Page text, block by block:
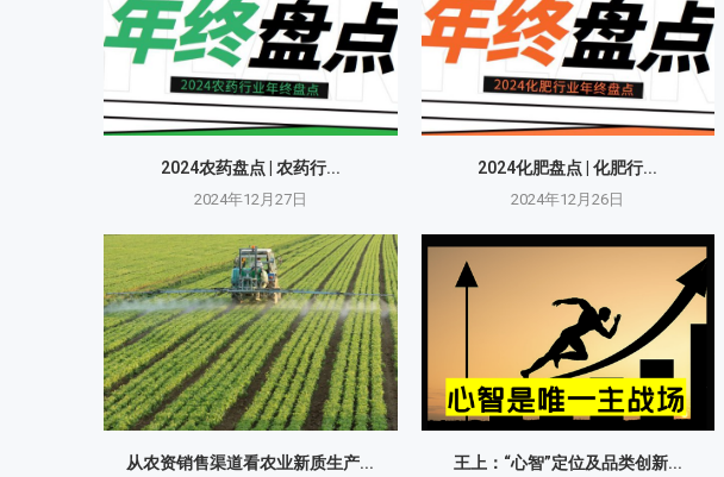
2024农药盘点 | 农药行...
2024年12月27日
2024化肥盘点 | 化肥行...
2024年12月26日
从农资销售渠道看农业新质生产... 王上：“心智”定位及品类创新...